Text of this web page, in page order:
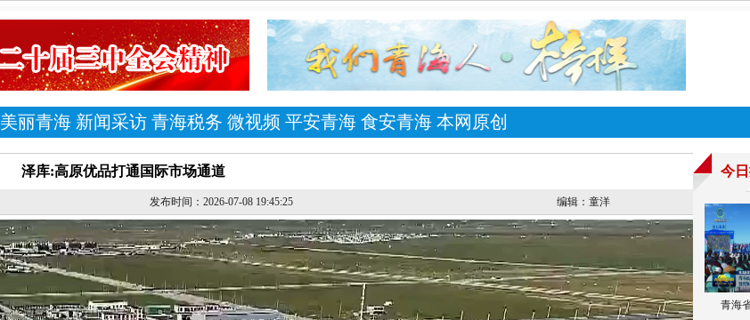
美丽青海 新闻采访 青海税务 微视频 平安青海 食安青海 本网原创
泽库:高原优品打通国际市场通道
发布时间：2026-07-08 19:45:25 编辑：童洋